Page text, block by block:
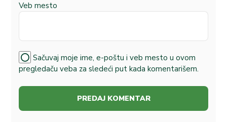
Veb mesto
Sačuvaj moje ime, e-poštu i veb mesto u ovom
pregledaču veba za sledeći put kada komentarišem.